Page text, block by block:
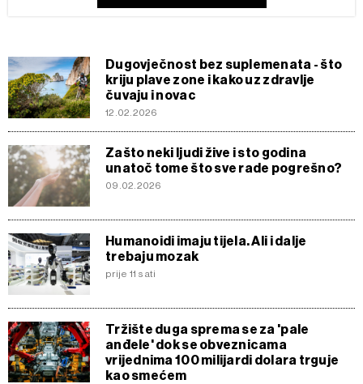
Dugovječnost bez suplemenata - što
kriju plave zone i kako uz zdravlje
čuvaju i novac
12.02.2026
Zašto neki ljudi žive i sto godina
unatoč tome što sve rade pogrešno?
09.02.2026
Humanoidi imaju tijela. Ali i dalje
trebaju mozak
prije 11 sati
Tržište duga sprema se za 'pale
anđele' dok se obveznicama
vrijednima 100 milijardi dolara trguje
kao smećem